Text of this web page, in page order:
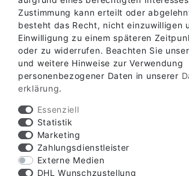
Verfügbare Zahlungsarten
Verfügbare Versandarten
Zustimmung kann erteilt oder
besteht das Recht, nicht einzuwilligen
Einwilligung zu einem späteren
oder zu widerrufen. Beachten Sie unser
und weitere Hinweise zur Verwendung
personenbezogener Daten in unserer
erklärung.
Essenziell
Statistik
Marketing
Zahlungsdienstleister
Externe Medien
DHL Wunschzustellung